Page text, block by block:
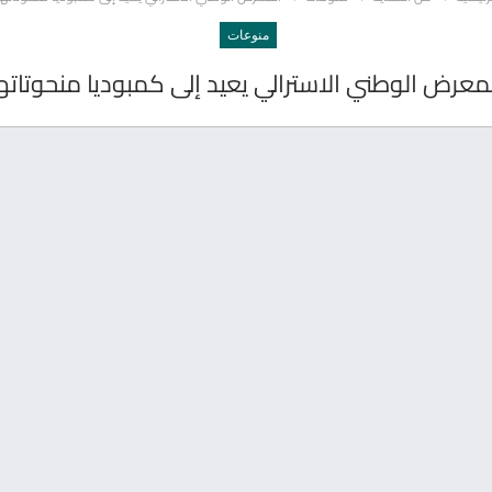
منوعات
الوطني الاسترالي يعيد إلى كمبوديا